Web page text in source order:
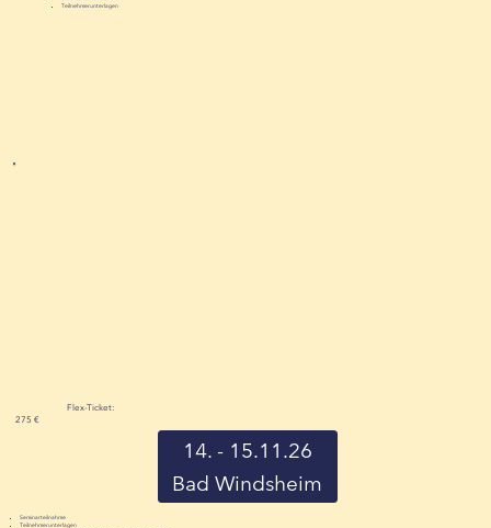
Teilnehmerunterlagen
Flex-Ticket:
275 €
14. - 15.11.26
Bad Windsheim
Seminarteilnahme
Teilnehmerunterlagen